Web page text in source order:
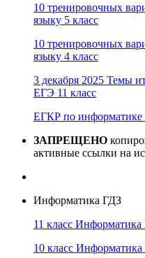
10 тренировочных
языку 5 класс
10 тренировочных
языку 4 класс
3 декабря 2025 Темы
ЕГЭ 11 класс
ЕГКР по информатике
ЗАПРЕЩЕНО
активные ссылки на
Информатика ГДЗ
11 класс
10 класс